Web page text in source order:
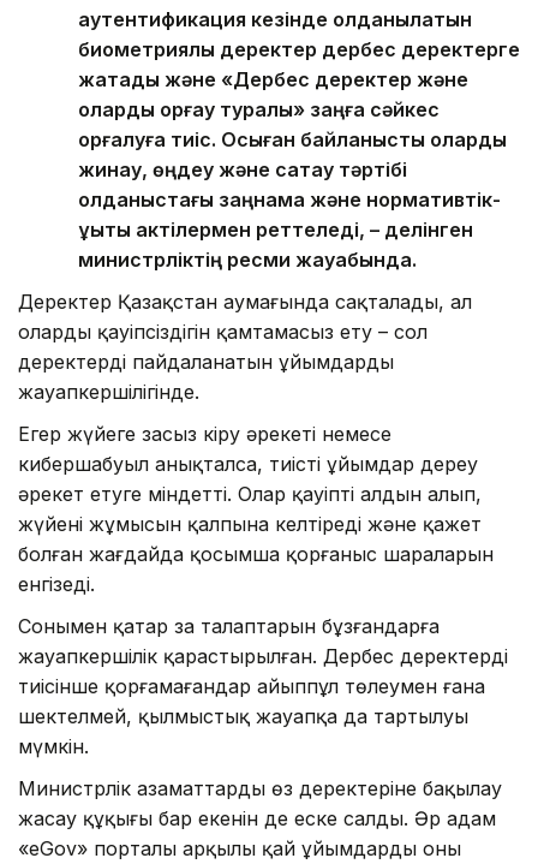
аутентификация кезінде қолданылатын
биометриялық деректер дербес деректерге
жатады және «Дербес деректер және
оларды қорғау туралы» заңға сәйкес
қорғалуға тиіс. Осыған байланысты оларды
жинау, өңдеу және сақтау тәртібі
қолданыстағы заңнама және нормативтік-
құқықтық актілермен реттеледі, – делінген
министрліктің ресми жауабында.
Деректер Қазақстан аумағында сақталады, ал
олардың қауіпсіздігін қамтамасыз ету – сол
деректерді пайдаланатын ұйымдардың
жауапкершілігінде.
Егер жүйеге заңсыз кіру әрекеті немесе
кибершабуыл анықталса, тиісті ұйымдар дереу
әрекет етуге міндетті. Олар қауіптің алдын алып,
жүйенің жұмысын қалпына келтіреді және қажет
болған жағдайда қосымша қорғаныс шараларын
енгізеді.
Сонымен қатар заң талаптарын бұзғандарға
жауапкершілік қарастырылған. Дербес деректерді
тиісінше қорғамағандар айыппұл төлеумен ғана
шектелмей, қылмыстық жауапқа да тартылуы
мүмкін.
Министрлік азаматтардың өз деректеріне бақылау
жасау құқығы бар екенін де еске салды. Әр адам
«eGov» порталы арқылы қай ұйымдардың оның